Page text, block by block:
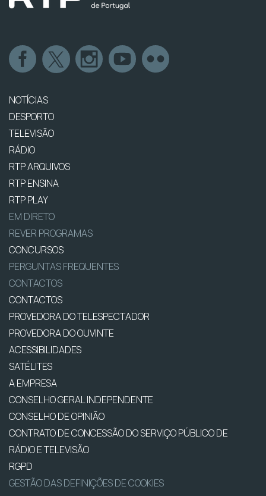
NOTÍCIAS
DESPORTO
TELEVISÃO
RÁDIO
RTP ARQUIVOS
RTP ENSINA
RTP PLAY
EM DIRETO
REVER PROGRAMAS
CONCURSOS
PERGUNTAS FREQUENTES
CONTACTOS
CONTACTOS
PROVEDORA DO TELESPECTADOR
PROVEDORA DO OUVINTE
ACESSIBILIDADES
SATÉLITES
A EMPRESA
CONSELHO GERAL INDEPENDENTE
CONSELHO DE OPINIÃO
CONTRATO DE CONCESSÃO DO SERVIÇO PÚBLICO DE
RÁDIO E TELEVISÃO
RGPD
GESTÃO DAS DEFINIÇÕES DE COOKIES